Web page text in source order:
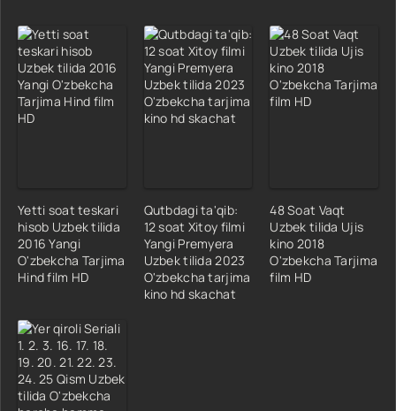
Yetti soat teskari
hisob Uzbek tilida
2016 Yangi
O'zbekcha Tarjima
Hind film HD
Qutbdagi ta'qib:
12 soat Xitoy filmi
Yangi Premyera
Uzbek tilida 2023
O'zbekcha tarjima
kino hd skachat
48 Soat Vaqt
Uzbek tilida Ujis
kino 2018
O'zbekcha Tarjima
film HD